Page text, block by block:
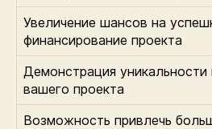
Увеличение шансов на
финансирование проекта
Демонстрация
вашего проекта
Возможность привлечь